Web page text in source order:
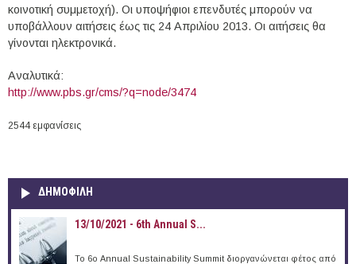
κοινοτική συμμετοχή). Οι υποψήφιοι επενδυτές μπορούν να
υποβάλλουν αιτήσεις έως τις 24 Απριλίου 2013. Οι αιτήσεις θα
γίνονται ηλεκτρονικά.
Αναλυτικά:
http://www.pbs.gr/cms/?q=node/3474
2544 εμφανίσεις
ΔΗΜΟΦΙΛΗ
13/10/2021 - 6th Annual S...
To 6ο Annual Sustainability Summit διοργανώνεται φέτος από